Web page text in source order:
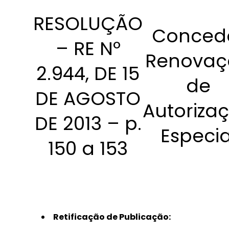
RESOLUÇÃO
– RE Nº
2.944, DE 15
DE AGOSTO
DE 2013 – p.
150 a 153
de
Retificação de Publicação: